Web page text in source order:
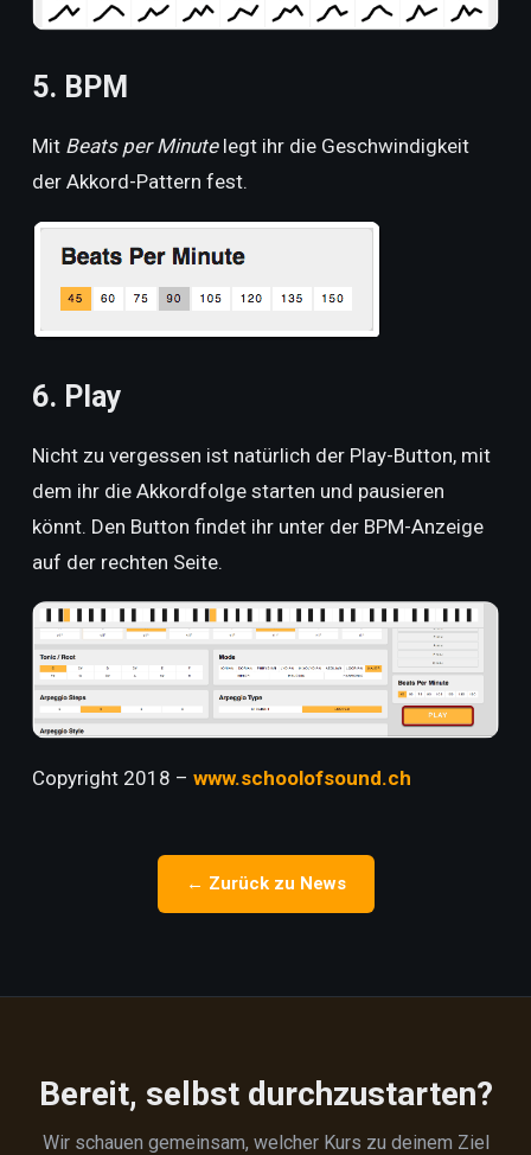
5. BPM
Mit Beats per Minute legt ihr die Geschwindigkeit
der Akkord-Pattern fest.
6. Play
Nicht zu vergessen ist natürlich der Play-Button, mit
dem ihr die Akkordfolge starten und pausieren
könnt. Den Button findet ihr unter der BPM-Anzeige
auf der rechten Seite.
Copyright 2018 – www.schoolofsound.ch
← Zurück zu News
Bereit, selbst durchzustarten?
Wir schauen gemeinsam, welcher Kurs zu deinem Ziel